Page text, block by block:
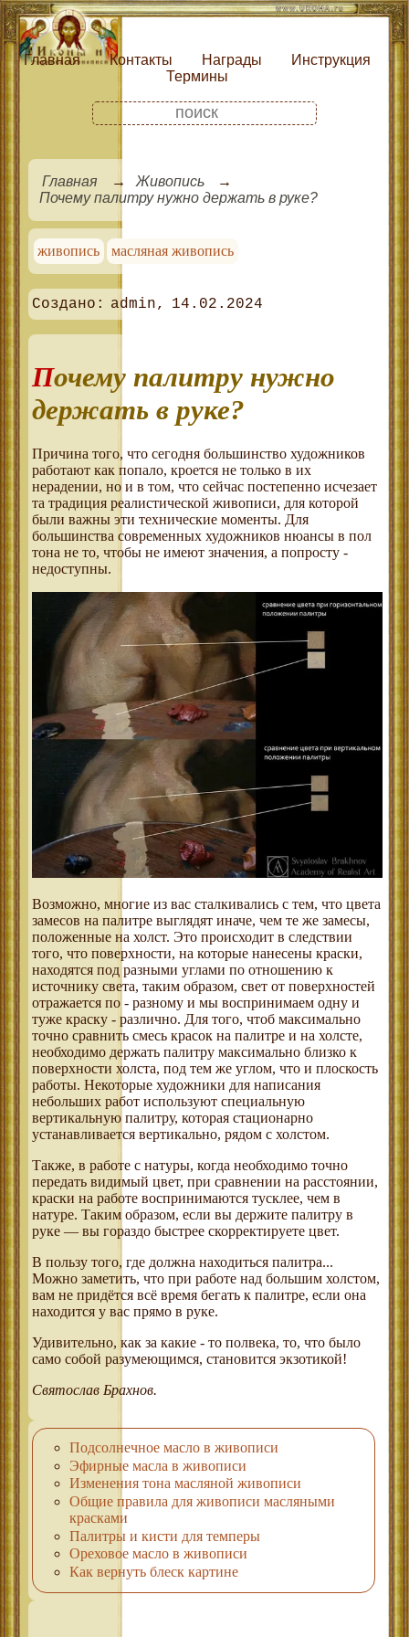
Главная Контакты Награды
Инструкция
Термины
Главная
Живопись
Почему палитру нужно держать в руке?
живопись масляная живопись
admin 14.02.2024
Почему палитру нужно
держать в руке?
Причина того, что сегодня большинство художников
работают как попало, кроется не только в их
нерадении, но и в том, что сейчас постепенно исчезает
та традиция реалистической живописи, для которой
были важны эти технические моменты. Для
большинства современных художников нюансы в пол
тона не то, чтобы не имеют значения, а попросту -
недоступны.
Возможно, многие из вас сталкивались с тем, что цвета
замесов на палитре выглядят иначе, чем те же замесы,
положенные на холст. Это происходит в следствии
того, что поверхности, на которые нанесены краски,
находятся под разными углами по отношению к
источнику света, таким образом, свет от поверхностей
отражается по - разному и мы воспринимаем одну и
туже краску - различно. Для того, чтоб максимально
точно сравнить смесь красок на палитре и на холсте,
необходимо держать палитру максимально близко к
поверхности холста, под тем же углом, что и плоскость
работы. Некоторые художники для написания
небольших работ используют специальную
вертикальную палитру, которая стационарно
устанавливается вертикально, рядом с холстом.
Также, в работе с натуры, когда необходимо точно
передать видимый цвет, при сравнении на расстоянии,
краски на работе воспринимаются тусклее, чем в
натуре. Таким образом, если вы держите палитру в
руке — вы гораздо быстрее скорректируете цвет.
В пользу того, где должна находиться палитра...
Можно заметить, что при работе над большим холстом,
вам не придётся всё время бегать к палитре, если она
находится у вас прямо в руке.
Удивительно, как за какие - то полвека, то, что было
само собой разумеющимся, становится экзотикой!
Святослав Брахнов.
Подсолнечное масло в живописи
Эфирные масла в живописи
Изменения тона масляной живописи
Общие правила для живописи масляными
красками
Палитры и кисти для темперы
Ореховое масло в живописи
Как вернуть блеск картине